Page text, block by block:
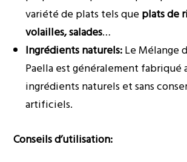
variété de plats tels queplats de
volailles, salades…
Ingrédients naturels:Le Mélange
Paella est généralement fabriqué
ingrédients naturels et sans
artificiels.
Conseils d’utilisation: